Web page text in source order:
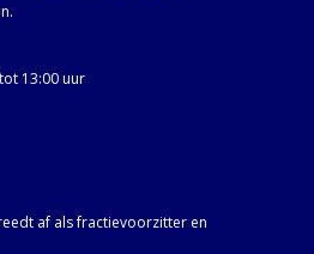
13:00 uur
af als fractievoorzitter en